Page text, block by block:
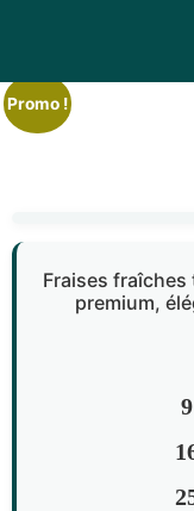
Promo !
Fraises
premium,